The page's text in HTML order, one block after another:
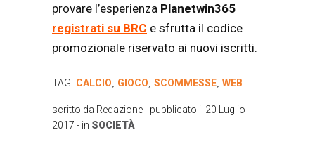
provare l’esperienza Planetwin365
registrati su BRC e sfrutta il codice
promozionale riservato ai nuovi iscritti.
TAG: CALCIO, GIOCO, SCOMMESSE, WEB
scritto da Redazione- pubblicato il 20 Luglio
2017 - in SOCIETÀ